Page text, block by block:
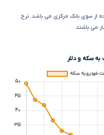
از سوی بانک مرکزی می باشد. نرخ
می باشند.